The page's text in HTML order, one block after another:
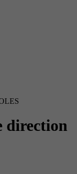
direction